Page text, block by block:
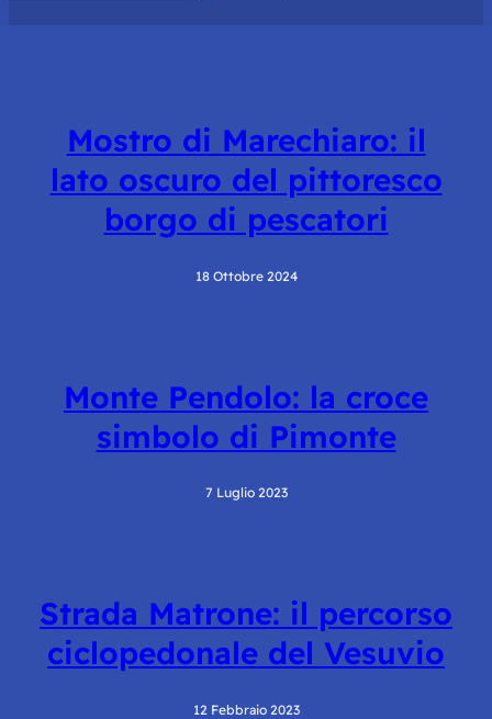
Mostro di Marechiaro: il
lato oscuro del pittoresco
borgo di pescatori
18 Ottobre 2024
Monte Pendolo: la croce
simbolo di Pimonte
7 Luglio 2023
Strada Matrone: il percorso
ciclopedonale del Vesuvio
12 Febbraio 2023